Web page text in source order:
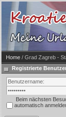
Home / Grad Zagreb -
Registrierte
Beim nächsten
automatisch